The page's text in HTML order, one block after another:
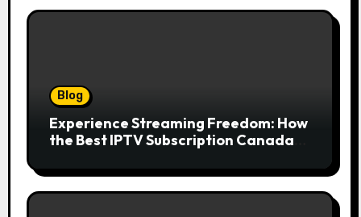
Blog
Experience Streaming Freedom: How
the Best IPTV Subscription Canada